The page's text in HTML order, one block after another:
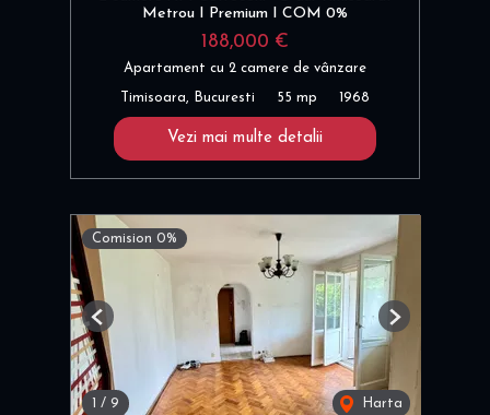
Metrou I Premium I COM 0%
188,000 €
Apartament cu 2 camere de vânzare
Timisoara, Bucuresti 55 mp 1968
Vezi mai multe detalii
Comision 0%
/ 9 Harta
Previous Next